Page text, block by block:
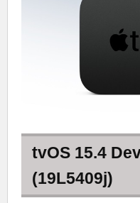
tvOS 15.4
(19L5409j)